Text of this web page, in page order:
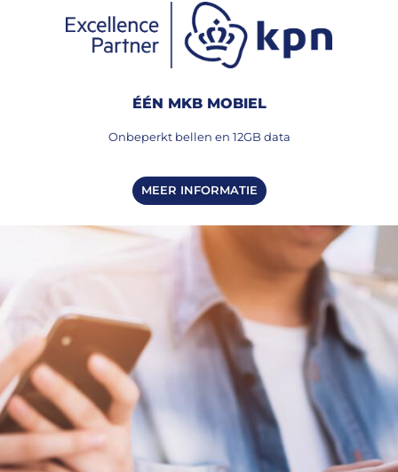
ÉÉN MKB MOBIEL
Onbeperkt bellen en 12GB data
MEER INFORMATIE